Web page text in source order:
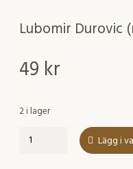
Lubomir Durovic
49 kr
2 i lager
OÄerki
Lägg i